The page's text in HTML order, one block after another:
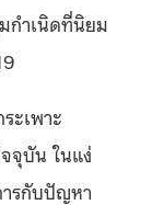
กำเนิดที่นิยม
ะเพาะ
จุบัน ในแง่
รกับปัญหา